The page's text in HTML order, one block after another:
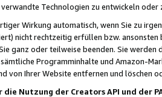
Technologien zu entwickeln
Wirkung automatisch, wenn Sie zu
nicht rechtzeitig erfüllen bzw. ansonsten
ganz oder teilweise beenden. Sie werden
Programminhalte und Amazon-
von Ihrer Website entfernen und löschen
Nutzung der Creators API und der